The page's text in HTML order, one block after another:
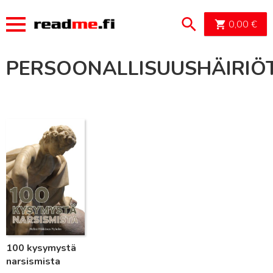
0,00 €
100 kysymystä
narsismista